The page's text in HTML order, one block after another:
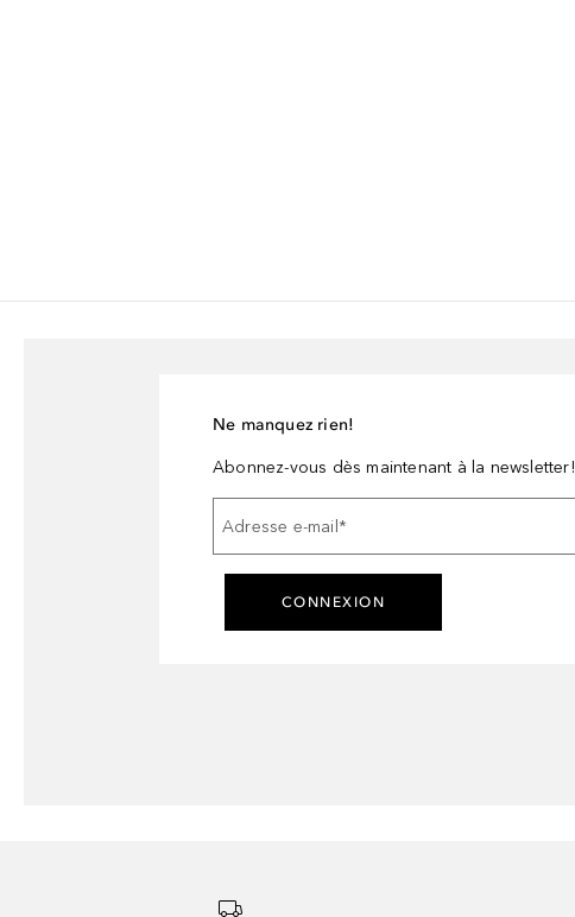
Ne manquez rien!
Abonnez-vous dès maintenant à la newsletter!
Adresse e-mail *
CONNEXION